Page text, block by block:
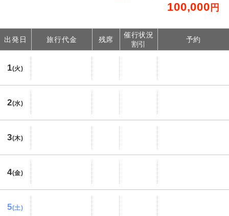
100,000 円
出発日 旅行代金 残席
催行状況
割引
予約
1(火)
2(水)
3(木)
4(金)
5(土)